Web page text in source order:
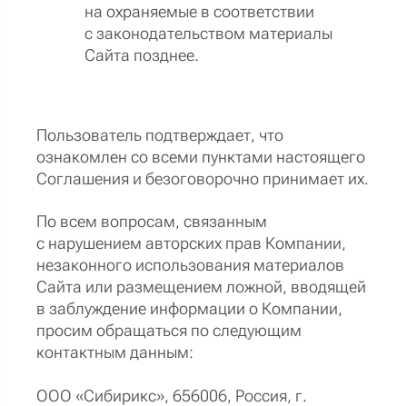
на охраняемые в соответствии
с законодательством материалы
Сайта позднее.
Пользователь подтверждает, что
ознакомлен со всеми пунктами настоящего
Соглашения и безоговорочно принимает их.
По всем вопросам, связанным
с нарушением авторских прав Компании,
незаконного использования материалов
Сайта или размещением ложной, вводящей
в заблуждение информации о Компании,
просим обращаться по следующим
контактным данным:
ООО «Сибирикс», 656006, Россия, г.